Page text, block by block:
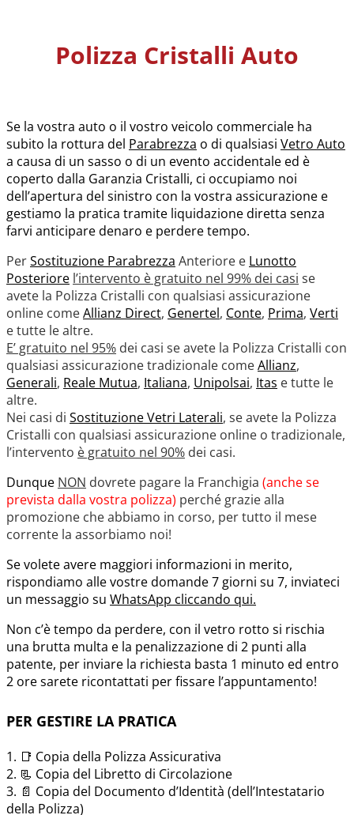
Polizza Cristalli Auto
Se la vostra auto o il vostro veicolo commerciale ha
subito la rottura del Parabrezza o di qualsiasi Vetro Auto
a causa di un sasso o di un evento accidentale ed è
coperto dalla Garanzia Cristalli, ci occupiamo noi
dell’apertura del sinistro con la vostra assicurazione e
gestiamo la pratica tramite liquidazione diretta senza
farvi anticipare denaro e perdere tempo.
PerSostituzione Parabrezza Anteriore e Lunotto
Posteriore l’intervento è gratuito nel 99% dei casi se
avete la Polizza Cristalli con qualsiasi assicurazione
online comeAllianz Direct, Genertel, Conte, Prima, Verti
e tutte le altre.
E’ gratuito nel 95% dei casi se avete la Polizza Cristalli con
qualsiasi assicurazione tradizionale comeAllianz,
Generali, Reale Mutua, Italiana, Unipolsai, Itas e tutte le
altre.
Nei casi di Sostituzione Vetri Laterali, se avete la Polizza
Cristalli con qualsiasi assicurazione online o tradizionale,
l’intervento è gratuito nel 90% dei casi.
Dunque NON dovrete pagare la Franchigia (anche se
prevista dalla vostra polizza) perché grazie alla
promozione che abbiamo in corso, per tutto il mese
corrente la assorbiamo noi!
Se volete avere maggiori informazioni in merito,
rispondiamo alle vostre domande 7 giorni su 7, inviateci
un messaggio su WhatsApp cliccando qui.
Non c’è tempo da perdere, con il vetro rotto si rischia
una brutta multa e la penalizzazione di 2 punti alla
patente, per inviare la richiesta basta 1 minuto ed entro
2 ore sarete ricontattati per fissare l’appuntamento!
PER GESTIRE LA PRATICA
1. 📑 Copia della Polizza Assicurativa
2. 📃 Copia del Libretto di Circolazione
3. 📄 Copia del Documento d’Identità (dell’Intestatario
della Polizza)